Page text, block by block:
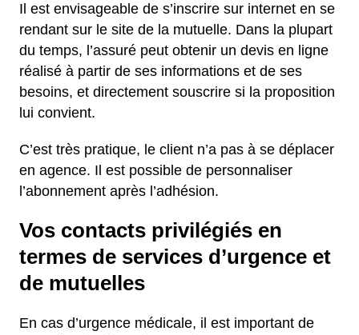
Il est envisageable de s’inscrire sur internet en se
rendant sur le site de la mutuelle. Dans la plupart
du temps, l’assuré peut obtenir un devis en ligne
réalisé à partir de ses informations et de ses
besoins, et directement souscrire si la proposition
lui convient.
C’est très pratique, le client n’a pas à se déplacer
en agence. Il est possible de personnaliser
l’abonnement après l’adhésion.
Vos contacts privilégiés en
termes de services d’urgence et
de mutuelles
En cas d’urgence médicale, il est important de